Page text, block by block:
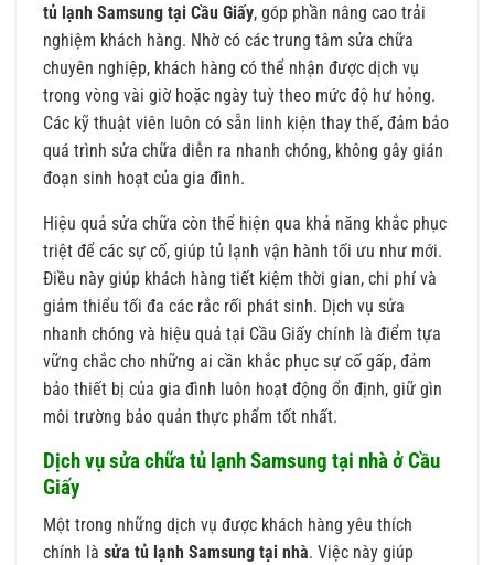
tủ lạnh Samsung tại Cầu Giấy, góp phần nâng cao trải
nghiệm khách hàng. Nhờ có các trung tâm sửa chữa
chuyên nghiệp, khách hàng có thể nhận được dịch vụ
trong vòng vài giờ hoặc ngày tuỳ theo mức độ hư hỏng.
Các kỹ thuật viên luôn có sẵn linh kiện thay thế, đảm bảo
quá trình sửa chữa diễn ra nhanh chóng, không gây gián
đoạn sinh hoạt của gia đình.
Hiệu quả sửa chữa còn thể hiện qua khả năng khắc phục
triệt để các sự cố, giúp tủ lạnh vận hành tối ưu như mới.
Điều này giúp khách hàng tiết kiệm thời gian, chi phí và
giảm thiểu tối đa các rắc rối phát sinh. Dịch vụ sửa
nhanh chóng và hiệu quả tại Cầu Giấy chính là điểm tựa
vững chắc cho những ai cần khắc phục sự cố gấp, đảm
bảo thiết bị của gia đình luôn hoạt động ổn định, giữ gìn
môi trường bảo quản thực phẩm tốt nhất.
Dịch vụ sửa chữa tủ lạnh Samsung tại nhà ở Cầu
Giấy
Một trong những dịch vụ được khách hàng yêu thích
chính là sửa tủ lạnh Samsung tại nhà. Việc này giúp